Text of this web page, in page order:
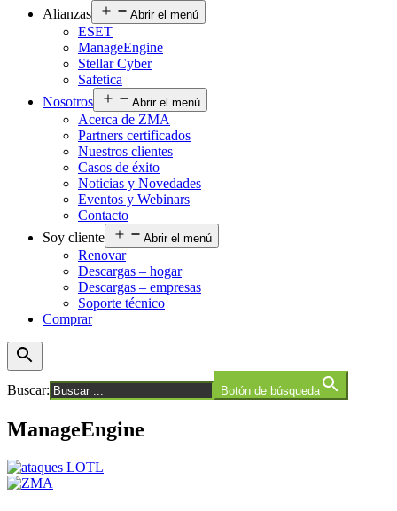
Alianzas
Abrir el menú
ESET
ManageEngine
Stellar Cyber
Safetica
Nosotros
Abrir el menú
Acerca de ZMA
Partners certificados
Nuestros clientes
Casos de éxito
Noticias y Novedades
Eventos y Webinars
Contacto
Soy cliente
Abrir el menú
Renovar
Descargas – hogar
Descargas – empresas
Soporte técnico
Comprar
Buscar: Botón de búsqueda
ManageEngine